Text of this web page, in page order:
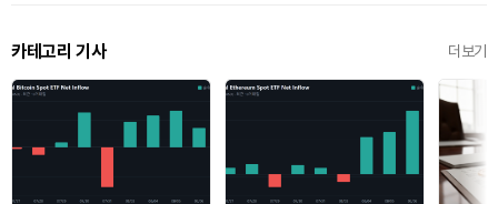
카테고리 기사 더보기